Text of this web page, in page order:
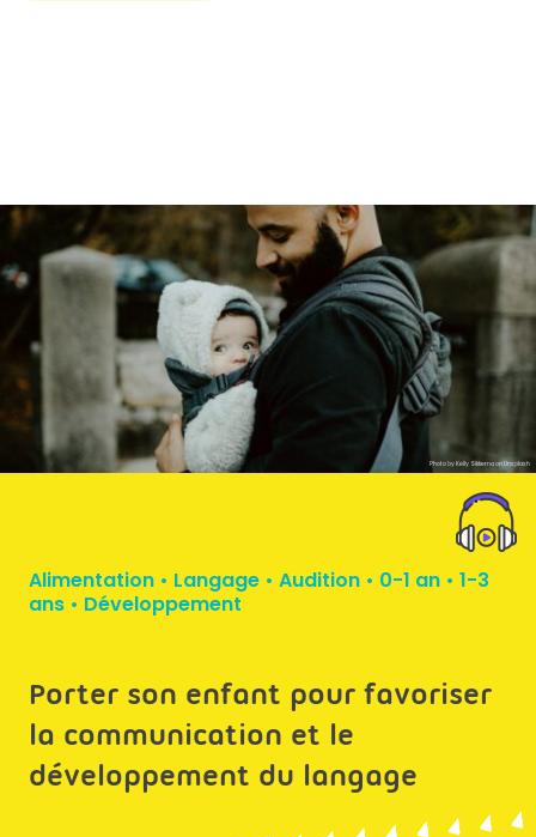
Photo by Kelly Sikkema on Unsplash
Alimentation • Langage • Audition • 0-1 an • 1-3
ans • Développement
Porter son enfant pour favoriser
la communication et le
développement du langage